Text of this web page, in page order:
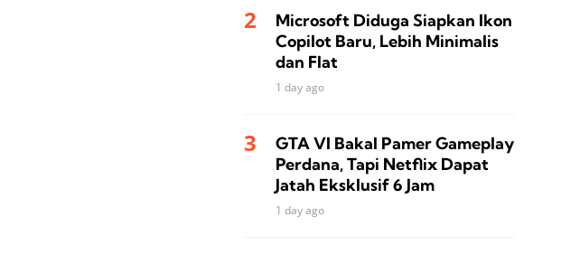
Microsoft Diduga Siapkan Ikon
Copilot Baru, Lebih Minimalis
dan Flat
1 day ago
GTA VI Bakal Pamer Gameplay
Perdana, Tapi Netflix Dapat
Jatah Eksklusif 6 Jam
1 day ago